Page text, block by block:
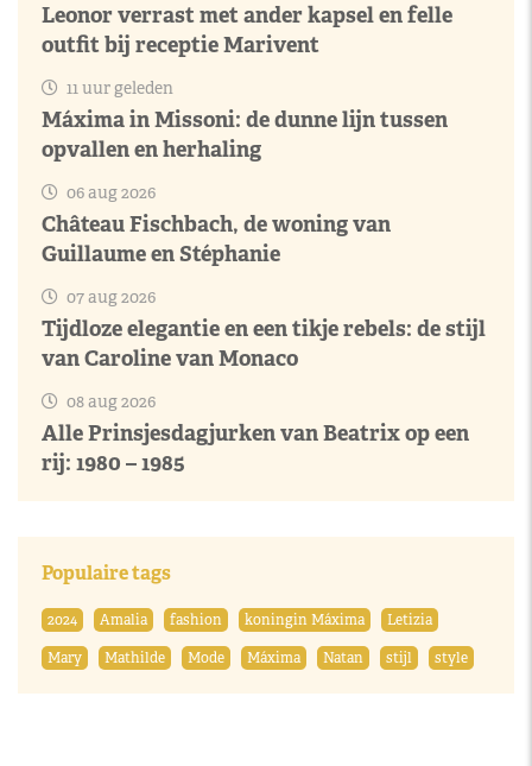
Leonor verrast met ander kapsel en felle
outfit bij receptie Marivent
11 uur geleden
Máxima in Missoni: de dunne lijn tussen
opvallen en herhaling
06 aug 2026
Château Fischbach, de woning van
Guillaume en Stéphanie
07 aug 2026
Tijdloze elegantie en een tikje rebels: de stijl
van Caroline van Monaco
08 aug 2026
Alle Prinsjesdagjurken van Beatrix op een
rij: 1980 – 1985
Populaire tags
2024 Amalia fashion koningin Máxima
Letizia
Mary
Mathilde Mode Máxima Natan stijl style